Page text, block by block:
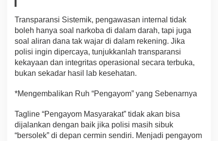
Transparansi Sistemik, pengawasan internal tidak
boleh hanya soal narkoba di dalam darah, tapi juga
soal aliran dana tak wajar di dalam rekening. Jika
polisi ingin dipercaya, tunjukkanlah transparansi
kekayaan dan integritas operasional secara terbuka,
bukan sekadar hasil lab kesehatan.
*Mengembalikan Ruh “Pengayom” yang Sebenarnya
Tagline “Pengayom Masyarakat” tidak akan bisa
dijalankan dengan baik jika polisi masih sibuk
“bersolek” di depan cermin sendiri. Menjadi pengayom